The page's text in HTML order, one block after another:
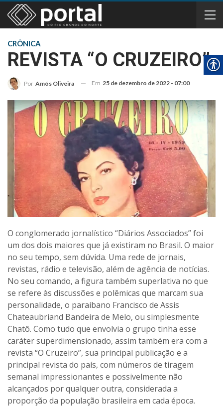
CRÔNICA
REVISTA “O CRUZEIRO”
Por Amós Oliveira Em 25 de dezembro de 2022 - 07:00
O conglomerado jornalístico “Diários Associados” foi
um dos dois maiores que já existiram no Brasil. O maior
no seu tempo, sem dúvida. Uma rede de jornais,
revistas, rádio e televisão, além de agência de notícias.
No seu comando, a figura também superlativa no que
se refere às discussões e polêmicas que marcam sua
personalidade, o paraibano Francisco de Assis
Chateaubriand Bandeira de Melo, ou simplesmente
Chatô. Como tudo que envolvia o grupo tinha esse
caráter superdimensionado, assim também era com a
revista “O Cruzeiro”, sua principal publicação e a
principal revista do país, com números de tiragem
semanal impressionantes e possivelmente não
alcançados por qualquer outra, considerada a
proporção da população brasileira em cada época.